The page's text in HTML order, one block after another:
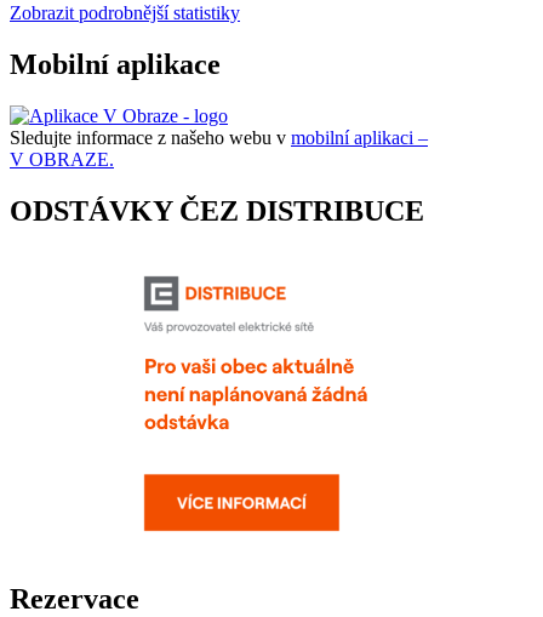
Zobrazit podrobnější statistiky
Mobilní aplikace
Sledujte informace z našeho webu v mobilní aplikaci –
V OBRAZE.
ODSTÁVKY ČEZ DISTRIBUCE
Rezervace